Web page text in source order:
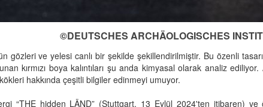
©DEUTSCHES ARCHÄOLOGISCHES
gözleri ve yelesi canlı bir şekilde şekillendirilmiştir. Bu özenli
kırmızı boya kalıntıları şu anda kimyasal olarak analiz
hakkında çeşitli bilgiler edinmeyi umuyor.
“THE hidden LÄND” (Stuttgart, 13 Eylül 2024'ten itibaren)